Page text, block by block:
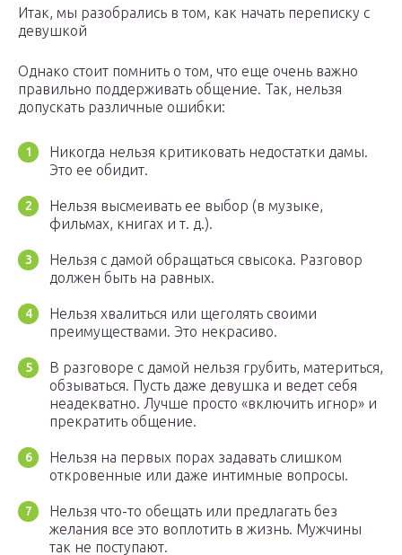
Итак, мы разобрались в том, как начать переписку с
девушкой
Однако стоит помнить о том, что еще очень важно
правильно поддерживать общение. Так, нельзя
допускать различные ошибки:
Никогда нельзя критиковать недостатки дамы.
Это ее обидит.
Нельзя высмеивать ее выбор (в музыке,
фильмах, книгах и т. д.).
Нельзя с дамой обращаться свысока. Разговор
должен быть на равных.
Нельзя хвалиться или щеголять своими
преимуществами. Это некрасиво.
В разговоре с дамой нельзя грубить, материться,
обзываться. Пусть даже девушка и ведет себя
неадекватно. Лучше просто «включить игнор» и
прекратить общение.
Нельзя на первых порах задавать слишком
откровенные или даже интимные вопросы.
Нельзя что-то обещать или предлагать без
желания все это воплотить в жизнь. Мужчины
так не поступают.